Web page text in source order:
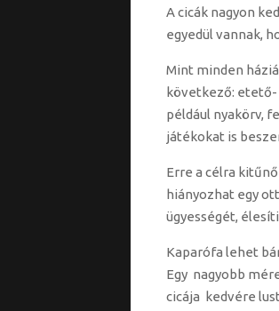
A cicák nagyon
egyedül vannak,
Mint minden
következő: etető-
például nyakörv,
játékokat is
Erre a célra
hiányozhat egy
ügyességét,
Kaparófa lehet
Egy nagyobb
cicája kedvére